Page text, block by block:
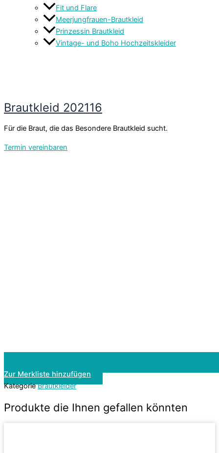
Fit und Flare
Meerjungfrauen-Brautkleid
Prinzessin Brautkleid
Vintage- und Boho Hochzeitskleider
Brautkleid 202116
Für die Braut, die das Besondere Brautkleid sucht.
Termin vereinbaren
Zur Merkliste hinzufügen
Kategorie Brautkleider
Produkte die Ihnen gefallen könnten